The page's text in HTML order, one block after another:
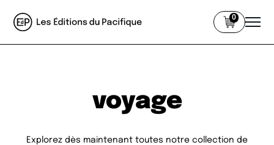
0
voyage
Explorez dès maintenant toutes notre collection de